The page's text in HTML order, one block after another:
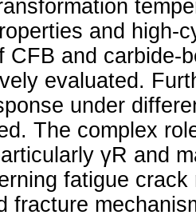
and high-
CFB and carbide-
evaluated.
under
The complex
γR and
fatigue
fracture